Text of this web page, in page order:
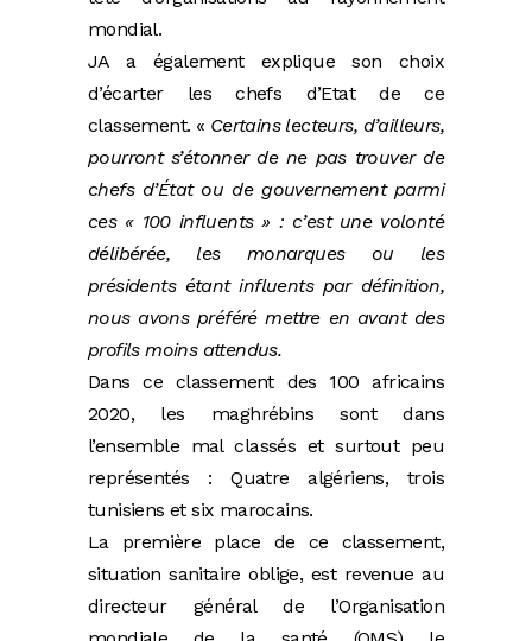
mondial.
JA a également explique son choix
d’écarter les chefs d’Etat de ce
classement. « Certains lecteurs, d’ailleurs,
pourront s’étonner de ne pas trouver de
chefs d’État ou de gouvernement parmi
ces « 100 influents » : c’est une volonté
délibérée, les monarques ou les
présidents étant influents par définition,
nous avons préféré mettre en avant des
profils moins attendus.
Dans ce classement des 100 africains
2020, les maghrébins sont dans
l’ensemble mal classés et surtout peu
représentés : Quatre algériens, trois
tunisiens et six marocains.
La première place de ce classement,
situation sanitaire oblige, est revenue au
directeur général de l’Organisation